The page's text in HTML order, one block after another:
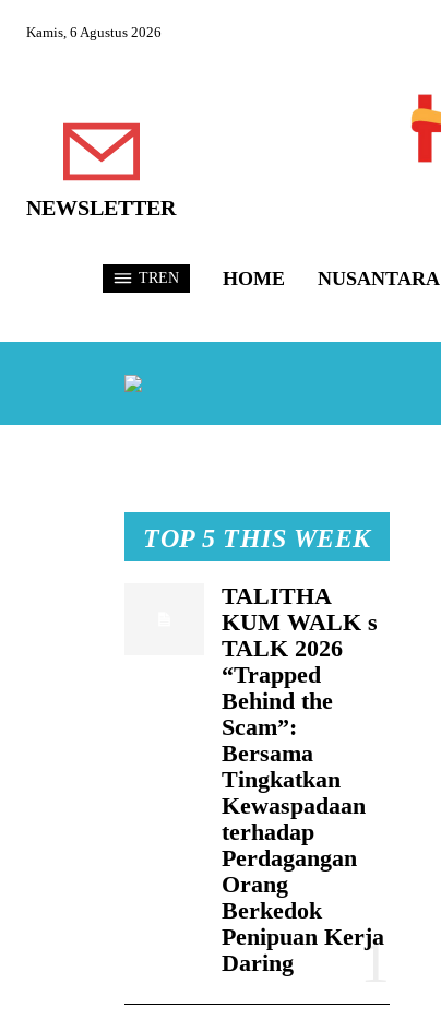
Kamis, 6 Agustus 2026
NEWSLETTER
TREN HOME NUSANTARA
TOP 5 THIS WEEK
TALITHA
KUM WALK s
TALK 2026
“Trapped
Behind the
Scam”:
Bersama
Tingkatkan
Kewaspadaan
terhadap
Perdagangan
Orang
Berkedok
Penipuan Kerja
Daring